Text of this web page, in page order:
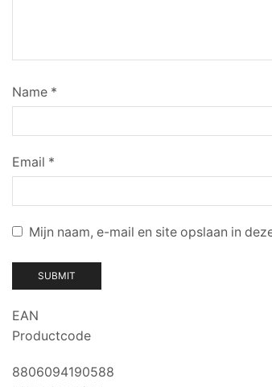
Name *
Email *
Mijn naam, e-mail en site opslaan in
EAN
Productcode
8806094190588